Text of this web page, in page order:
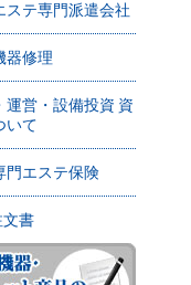
ステ専門派遣会社
器修理
運営・設備投資 資
いて
門エステ保険
文書